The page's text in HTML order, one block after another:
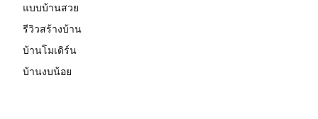
แบบบ้านสวย
รีวิวสร้างบ้าน
บ้านโมเดิร์น
บ้านงบน้อย